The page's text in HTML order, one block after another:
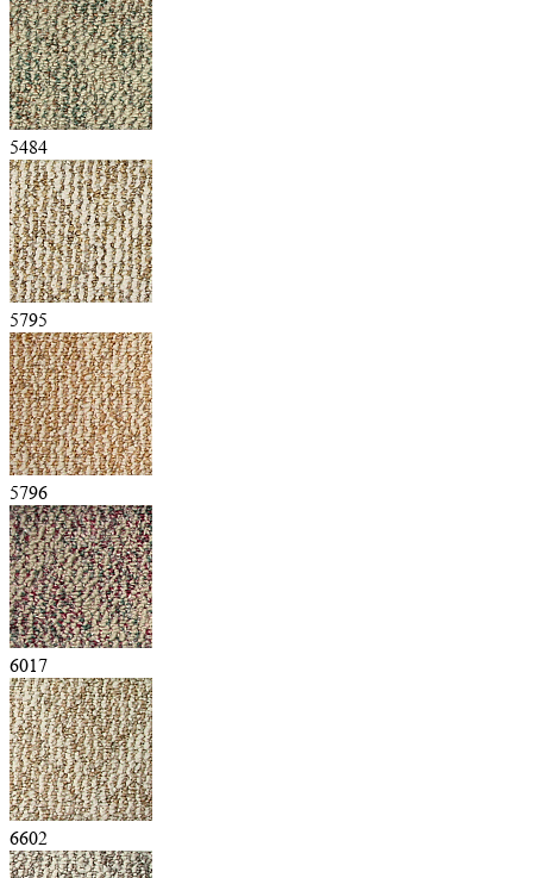
5484
5795
5796
6017
6602